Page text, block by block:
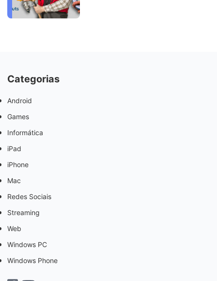
Categorias
Android
Games
Informática
iPad
iPhone
Mac
Redes Sociais
Streaming
Web
Windows PC
Windows Phone